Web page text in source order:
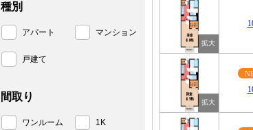
種別
アパート マンション
戸建て
間取り
ワンルーム 1K